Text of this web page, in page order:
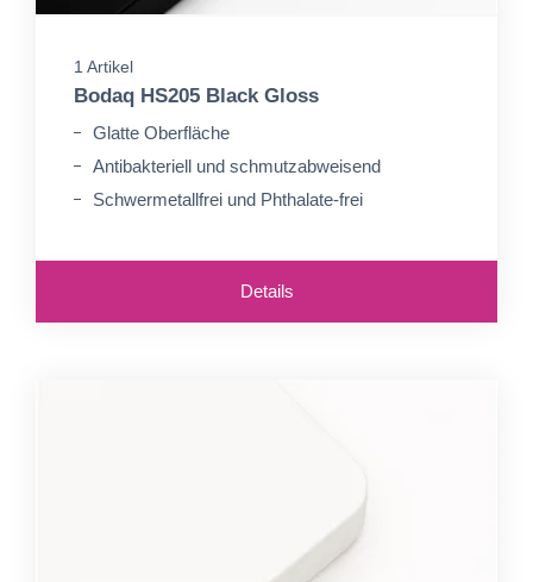
1 Artikel
Bodaq HS205 Black Gloss
Glatte Oberfläche
Antibakteriell und schmutzabweisend
Schwermetallfrei und Phthalate-frei
Details